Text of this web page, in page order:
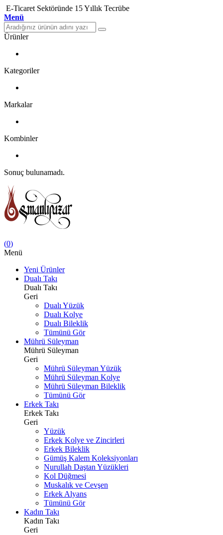
E-Ticaret Sektöründe 15 Yıllık Tecrübe
Menü
Ürünler
Kategoriler
Markalar
Kombinler
Sonuç bulunamadı.
(0)
Menü
Yeni Ürünler
Dualı Takı
Dualı Takı
Geri
Dualı Yüzük
Dualı Kolye
Dualı Bileklik
Tümünü Gör
Mührü Süleyman
Mührü Süleyman
Geri
Mührü Süleyman Yüzük
Mührü Süleyman Kolye
Mührü Süleyman Bileklik
Tümünü Gör
Erkek Takı
Erkek Takı
Geri
Yüzük
Erkek Kolye ve Zincirleri
Erkek Bileklik
Gümüş Kalem Koleksiyonları
Nurullah Daştan Yüzükleri
Kol Düğmesi
Muskalık ve Cevşen
Erkek Alyans
Tümünü Gör
Kadın Takı
Kadın Takı
Geri